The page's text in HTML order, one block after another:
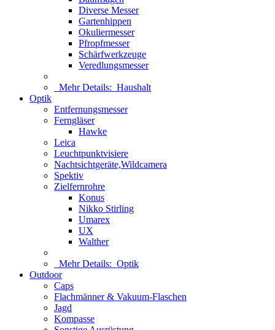
Diverse Messer
Gartenhippen
Okuliermesser
Pfropfmesser
Schärfwerkzeuge
Veredlungsmesser
Mehr Details: Haushalt
Optik
Entfernungsmesser
Ferngläser
Hawke
Leica
Leuchtpunktvisiere
Nachtsichtgeräte,Wildcamera
Spektiv
Zielfernrohre
Konus
Nikko Stirling
Umarex
UX
Walther
Mehr Details: Optik
Outdoor
Caps
Flachmänner & Vakuum-Flaschen
Jagd
Kompasse